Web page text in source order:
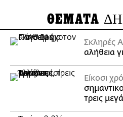
ΘΕΜΑΤΑ
Σκληρές
αλήθεια
Είκοσι
τρεις